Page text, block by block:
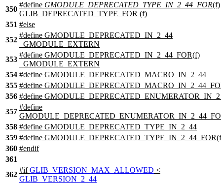
350
#define GMODULE_DEPRECATED_TYPE_IN_2_44_FOR(f)
GLIB_DEPRECATED_TYPE_FOR (f)
351 #else
352
#define GMODULE_DEPRECATED_IN_2_44
_GMODULE_EXTERN
353
#define GMODULE_DEPRECATED_IN_2_44_FOR(f)
_GMODULE_EXTERN
354 #define GMODULE_DEPRECATED_MACRO_IN_2_44
355 #define
356 #define
357
#define
358 #define GMODULE_DEPRECATED_TYPE_IN_2_44
359 #define
360 #endif
361
362
#if GLIB_VERSION_MAX_ALLOWED <
GLIB_VERSION_2_44